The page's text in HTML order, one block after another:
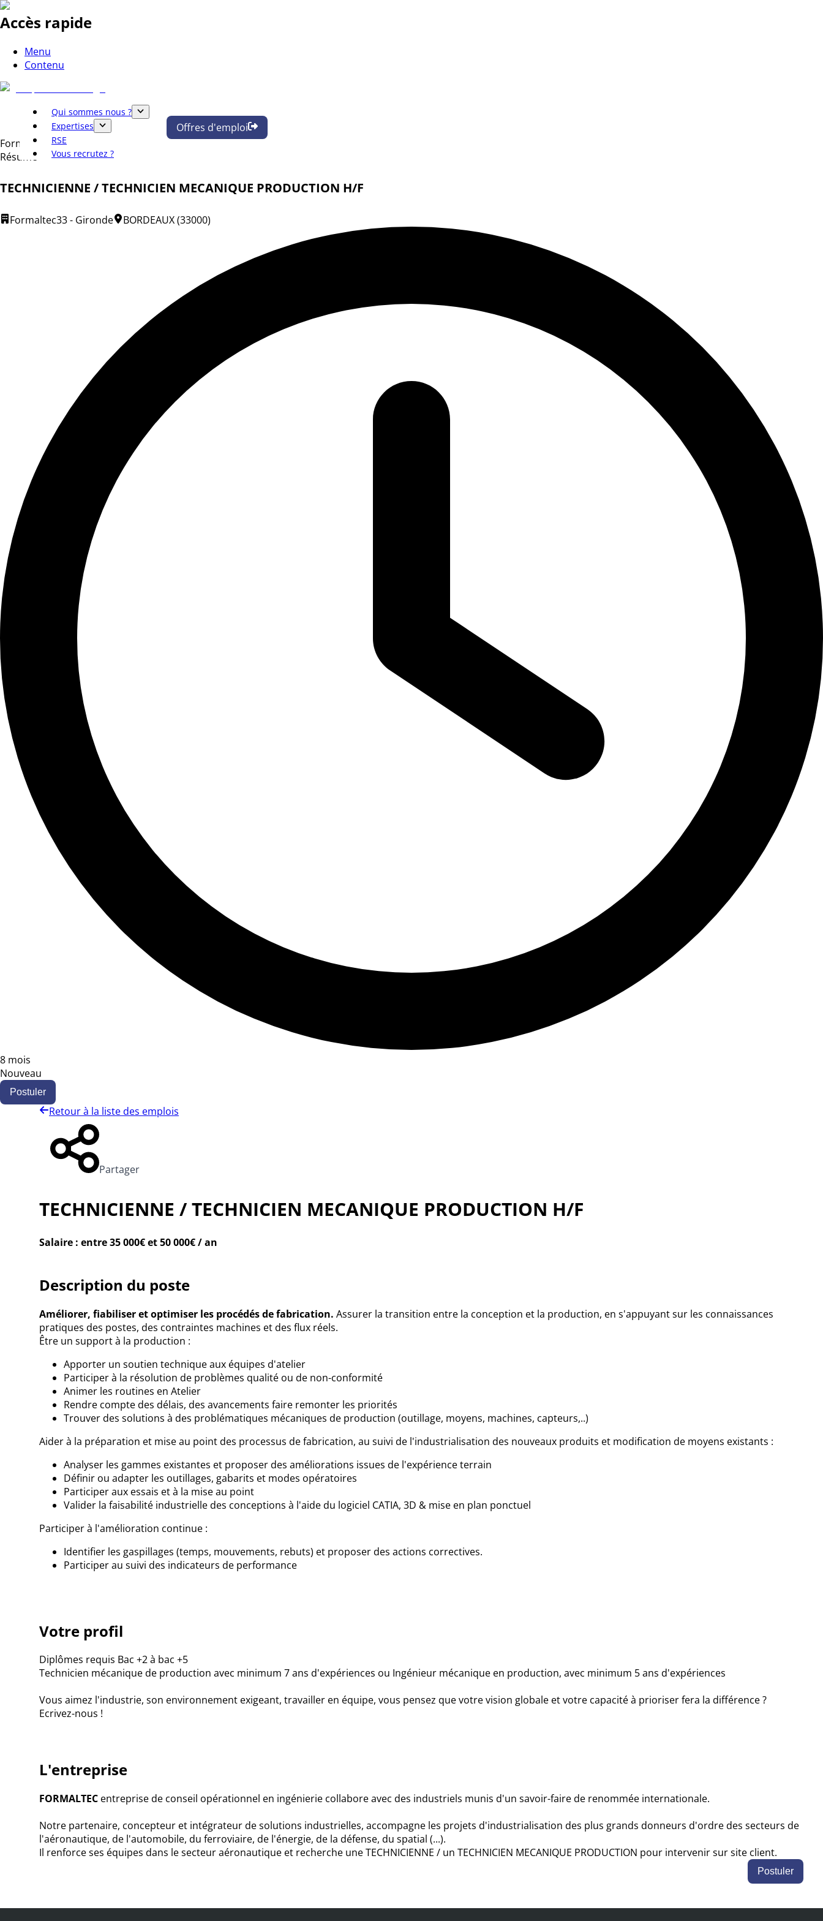
Accès rapide
Menu
Contenu
Qui sommes nous ?
Expertises
RSE
Vous recrutez ?
Offres d'emploi
Formaltec
Résumé
TECHNICIENNE / TECHNICIEN MECANIQUE PRODUCTION H/F
Formaltec33 - Gironde BORDEAUX (33000)
8 mois
Nouveau
Postuler
Retour à la liste des emplois
Partager
TECHNICIENNE / TECHNICIEN MECANIQUE PRODUCTION H/F
Salaire : entre 35 000€ et 50 000€ / an
Description du poste
Améliorer, fiabiliser et optimiser les procédés de fabrication. Assurer la transition entre la conception et la production, en s'appuyant sur les connaissances
pratiques des postes, des contraintes machines et des flux réels.
Être un support à la production :
Apporter un soutien technique aux équipes d'atelier
Participer à la résolution de problèmes qualité ou de non-conformité
Animer les routines en Atelier
Rendre compte des délais, des avancements faire remonter les priorités
Trouver des solutions à des problématiques mécaniques de production (outillage, moyens, machines, capteurs,..)
Aider à la préparation et mise au point des processus de fabrication, au suivi de l'industrialisation des nouveaux produits et modification de moyens existants :
Analyser les gammes existantes et proposer des améliorations issues de l'expérience terrain
Définir ou adapter les outillages, gabarits et modes opératoires
Participer aux essais et à la mise au point
Valider la faisabilité industrielle des conceptions à l'aide du logiciel CATIA, 3D & mise en plan ponctuel
Participer à l'amélioration continue :
Identifier les gaspillages (temps, mouvements, rebuts) et proposer des actions correctives.
Participer au suivi des indicateurs de performance
Votre profil
Diplômes requis Bac +2 à bac +5
Technicien mécanique de production avec minimum 7 ans d'expériences ou Ingénieur mécanique en production, avec minimum 5 ans d'expériences
Vous aimez l'industrie, son environnement exigeant, travailler en équipe, vous pensez que votre vision globale et votre capacité à prioriser fera la différence ?
Ecrivez-nous !
L'entreprise
FORMALTEC entreprise de conseil opérationnel en ingénierie collabore avec des industriels munis d'un savoir-faire de renommée internationale.
Notre partenaire, concepteur et intégrateur de solutions industrielles, accompagne les projets d'industrialisation des plus grands donneurs d'ordre des secteurs de
l'aéronautique, de l'automobile, du ferroviaire, de l'énergie, de la défense, du spatial (...).
Il renforce ses équipes dans le secteur aéronautique et recherche une TECHNICIENNE / un TECHNICIEN MECANIQUE PRODUCTION pour intervenir sur site client.
Postuler